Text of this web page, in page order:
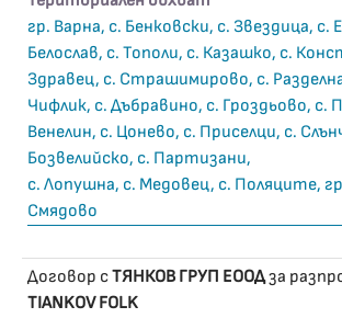
гр. Варна, с. Бенковски, с. Звездица, с.
Белослав, с. Тополи, с. Казашко, с.
Здравец, с. Страшимирово, с.
Чифлик, с. Дъбравино, с. Гроздьово, с.
Венелин, с. Цонево, с. Приселци, с.
Бозвелийско, с. Партизани,
с. Лопушна, с. Медовец, с. Поляците,
Смядово
Договор сТЯНКОВ ГРУП ЕООДза
TIANKOV FOLK